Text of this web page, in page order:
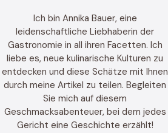
Ich bin Annika Bauer, eine
leidenschaftliche Liebhaberin der
Gastronomie in all ihren Facetten. Ich
liebe es, neue kulinarische Kulturen zu
entdecken und diese Schätze mit Ihnen
durch meine Artikel zu teilen. Begleiten
Sie mich auf diesem
Geschmacksabenteuer, bei dem jedes
Gericht eine Geschichte erzählt!